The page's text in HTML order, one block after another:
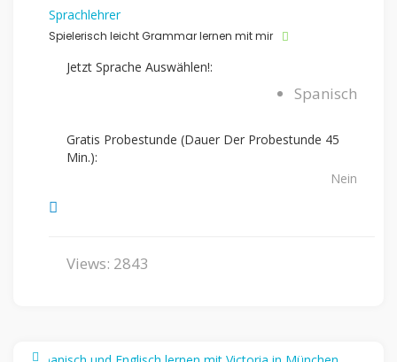
Sprachlehrer
Spielerisch leicht Grammar lernen mit mir
Jetzt Sprache Auswählen!:
Spanisch
Gratis Probestunde (Dauer Der Probestunde 45
Min.):
Nein
Views: 2843